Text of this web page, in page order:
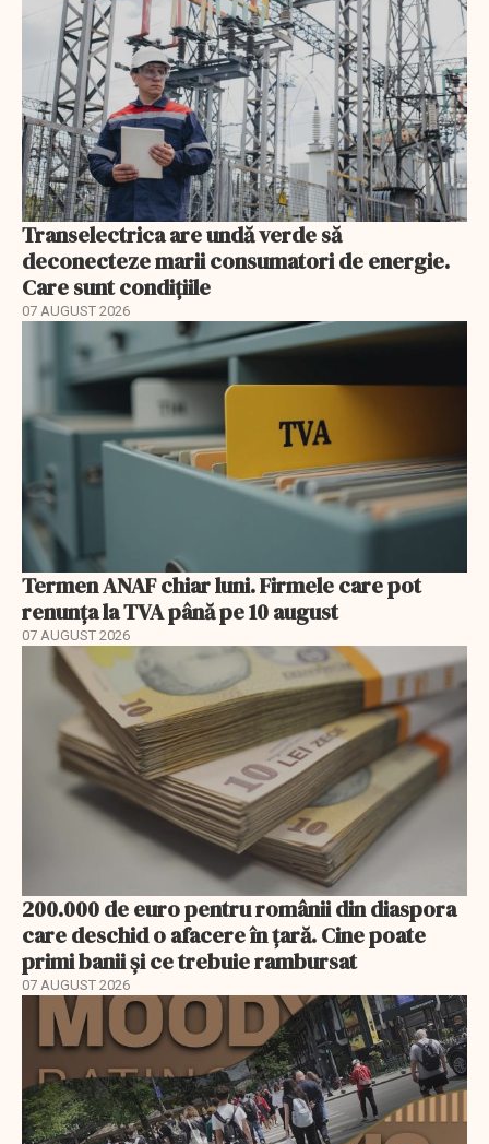
Transelectrica are undă verde să
deconecteze marii consumatori de energie.
Care sunt condițiile
07 AUGUST 2026
Termen ANAF chiar luni. Firmele care pot
renunța la TVA până pe 10 august
07 AUGUST 2026
200.000 de euro pentru românii din diaspora
care deschid o afacere în țară. Cine poate
primi banii și ce trebuie rambursat
07 AUGUST 2026